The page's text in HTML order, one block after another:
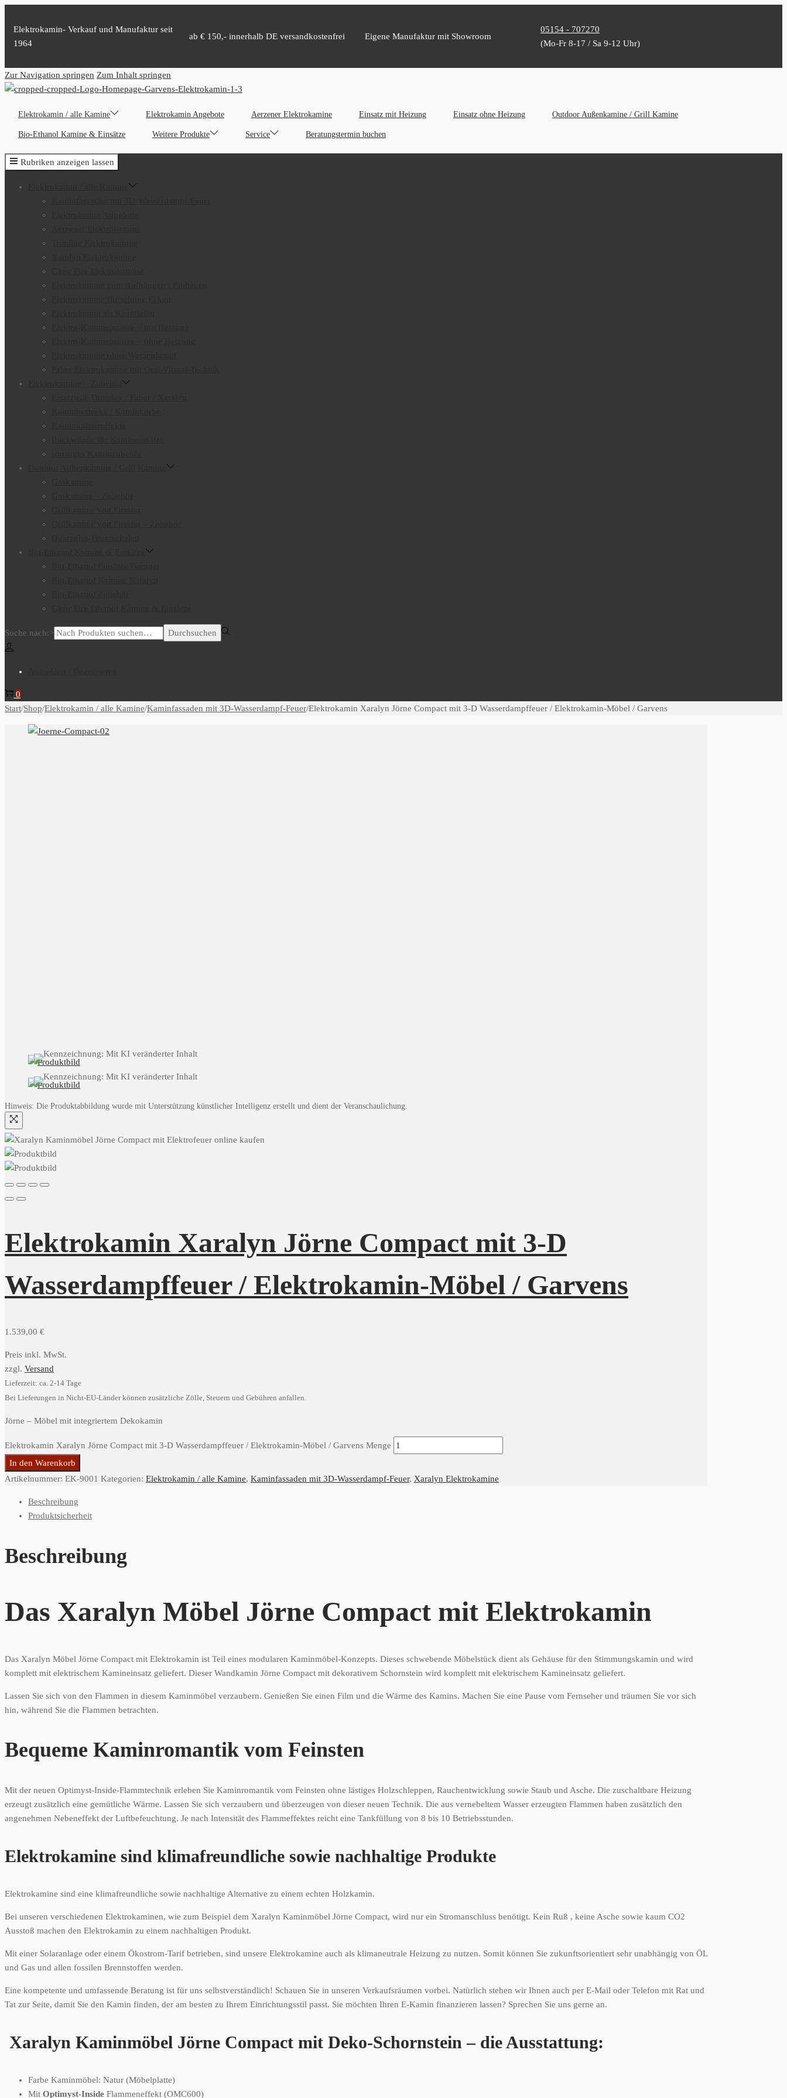
Elektrokamin- Verkauf und Manufaktur seit
1964
ab € 150,- innerhalb DE versandkostenfrei Eigene Manufaktur mit Showroom
05154 - 707270
(Mo-Fr 8-17 / Sa 9-12 Uhr)
Zur Navigation springen Zum Inhalt springen
Elektrokamin / alle Kamine Elektrokamin Angebote Aerzener Elektrokamine Einsatz mit Heizung Einsatz ohne Heizung Outdoor Außenkamine / Grill Kamine
Bio-Ethanol Kamine & Einsätze Weitere Produkte Service Beratungstermin buchen
Rubriken anzeigen lassen
Suche nach:> Durchsuchen
0
Start/Shop/Elektrokamin / alle Kamine/Kaminfassaden mit 3D-Wasserdampf-Feuer/Elektrokamin Xaralyn Jörne Compact mit 3-D Wasserdampffeuer / Elektrokamin-Möbel / Garvens
Hinweis: Die Produktabbildung wurde mit Unterstützung künstlicher Intelligenz erstellt und dient der Veranschaulichung.
Elektrokamin Xaralyn Jörne Compact mit 3-D
Wasserdampffeuer / Elektrokamin-Möbel / Garvens
1.539,00 €
Preis inkl. MwSt.
zzgl. Versand
Lieferzeit: ca. 2-14 Tage
Bei Lieferungen in Nicht-EU-Länder können zusätzliche Zölle, Steuern und Gebühren anfallen.
Jörne – Möbel mit integriertem Dekokamin
Elektrokamin Xaralyn Jörne Compact mit 3-D Wasserdampffeuer / Elektrokamin-Möbel / Garvens Menge
In den Warenkorb
Artikelnummer: EK-9001 Kategorien: Elektrokamin / alle Kamine, Kaminfassaden mit 3D-Wasserdampf-Feuer, Xaralyn Elektrokamine
Beschreibung
Produktsicherheit
Beschreibung
Das Xaralyn Möbel Jörne Compact mit Elektrokamin
Das Xaralyn Möbel Jörne Compact mit Elektrokamin ist Teil eines modularen Kaminmöbel-Konzepts. Dieses schwebende Möbelstück dient als Gehäuse für den Stimmungskamin und wird
komplett mit elektrischem Kamineinsatz geliefert. Dieser Wandkamin Jörne Compact mit dekorativem Schornstein wird komplett mit elektrischem Kamineinsatz geliefert.
Lassen Sie sich von den Flammen in diesem Kaminmöbel verzaubern. Genießen Sie einen Film und die Wärme des Kamins. Machen Sie eine Pause vom Fernseher und träumen Sie vor sich
hin, während Sie die Flammen betrachten.
Bequeme Kaminromantik vom Feinsten
Mit der neuen Optimyst-Inside-Flammtechnik erleben Sie Kaminromantik vom Feinsten ohne lästiges Holzschleppen, Rauchentwicklung sowie Staub und Asche. Die zuschaltbare Heizung
erzeugt zusätzlich eine gemütliche Wärme. Lassen Sie sich verzaubern und überzeugen von dieser neuen Technik. Die aus vernebeltem Wasser erzeugten Flammen haben zusätzlich den
angenehmen Nebeneffekt der Luftbefeuchtung. Je nach Intensität des Flammeffektes reicht eine Tankfüllung von 8 bis 10 Betriebsstunden.
Elektrokamine sind klimafreundliche sowie nachhaltige Produkte
Elektrokamine sind eine klimafreundliche sowie nachhaltige Alternative zu einem echten Holzkamin.
Bei unseren verschiedenen Elektrokaminen, wie zum Beispiel dem Xaralyn Kaminmöbel Jörne Compact, wird nur ein Stromanschluss benötigt. Kein Ruß , keine Asche sowie kaum CO2
Ausstoß machen den Elektrokamin zu einem nachhaltigen Produkt.
Mit einer Solaranlage oder einem Ökostrom-Tarif betrieben, sind unsere Elektrokamine auch als klimaneutrale Heizung zu nutzen. Somit können Sie zukunftsorientiert sehr unabhängig von ÖL
und Gas und allen fossilen Brennstoffen werden.
Eine kompetente und umfassende Beratung ist für uns selbstverständlich! Schauen Sie in unseren Verkaufsräumen vorbei. Natürlich stehen wir Ihnen auch per E-Mail oder Telefon mit Rat und
Tat zur Seite, damit Sie den Kamin finden, der am besten zu Ihrem Einrichtungsstil passt. Sie möchten Ihren E-Kamin finanzieren lassen? Sprechen Sie uns gerne an.
Xaralyn Kaminmöbel Jörne Compact mit Deko-Schornstein – die Ausstattung:
Farbe Kaminmöbel: Natur (Möbelplatte)
Mit Optimyst-Inside Flammeneffekt (OMC600)